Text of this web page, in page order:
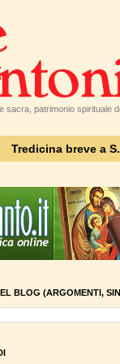
patrimonio spirituale
Tredicina breve a
BLOG (ARGOMENTI,